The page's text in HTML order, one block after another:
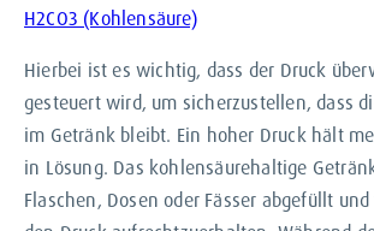
H2CO3 (Kohlensäure)
Hierbei ist es wichtig, dass der Druck
gesteuert wird, um sicherzustellen, dass
im Getränk bleibt. Ein hoher Druck hält
in Lösung. Das kohlensäurehaltige
Flaschen, Dosen oder Fässer abgefüllt